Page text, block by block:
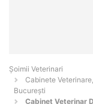
Șoimii Veterinari
Cabinete
Bucureşti
Cabinet Veterinar